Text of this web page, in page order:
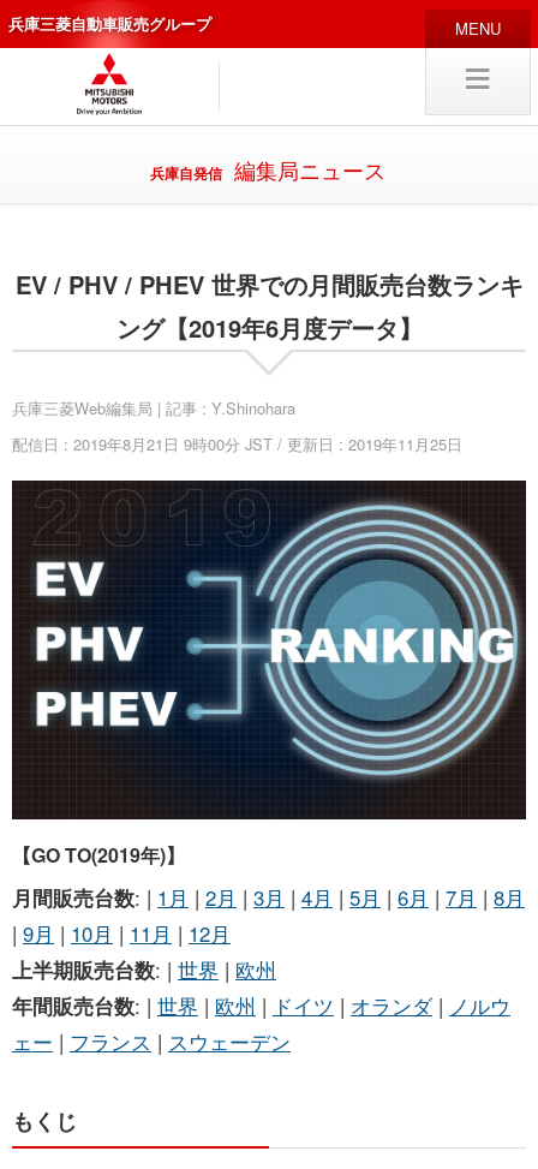
兵庫三菱自動車販売グループ
HOME 販売店
新車 中古車
採用 情報 キャリア採用
試乗予約 入庫予約
お問い合わせ
兵庫自発信 編集局ニュース
EV / PHV / PHEV 世界での月間販売台数ランキ
ング【2019年6月度データ】
兵庫三菱Web編集局 | 記事 : Y.Shinohara
配信日 : 2019年8月21日 9時00分 JST / 更新日 : 2019年11月25日
【GO TO(2019年)】
月間販売台数: | 1月 | 2月 | 3月 | 4月 | 5月 | 6月 | 7月 | 8月
| 9月 | 10月 | 11月 | 12月
上半期販売台数: | 世界 | 欧州
年間販売台数: | 世界 | 欧州 | ドイツ | オランダ| ノルウ
ェー | フランス | スウェーデン
もくじ